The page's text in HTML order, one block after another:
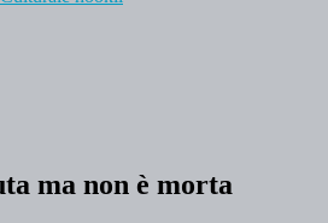
ma non è morta